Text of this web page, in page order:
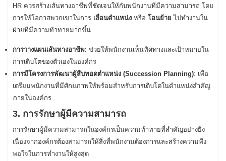
HR ควรสร้างเส้นทางอาชีพที่ชัดเจนให้กับพนักงานที่มีความสามารถ โดย
การให้โอกาสพวกเขาในการ เลื่อนตำแหน่ง หรือ โอนย้าย ไปทำงานใน
ฝ่ายที่มีความท้าทายมากขึ้น
การวางแผนเส้นทางอาชีพ: ช่วยให้พนักงานเห็นทิศทางและเป้าหมายใน
การเติบโตของตัวเองในองค์กร
การมีโครงการพัฒนาผู้สืบทอดตำแหน่ง (Succession Planning): เพื่อ
เตรียมพนักงานที่มีศักยภาพให้พร้อมสำหรับการเติบโตในตำแหน่งสำคัญ
ภายในองค์กร
3. การรักษาผู้มีความสามารถ
การรักษาผู้มีความสามารถในองค์กรเป็นความท้าทายที่สำคัญอย่างยิ่ง
เนื่องจากองค์กรต้องสามารถให้สิ่งที่พนักงานต้องการและสร้างความพึง
พอใจในการทำงานให้สูงสุด